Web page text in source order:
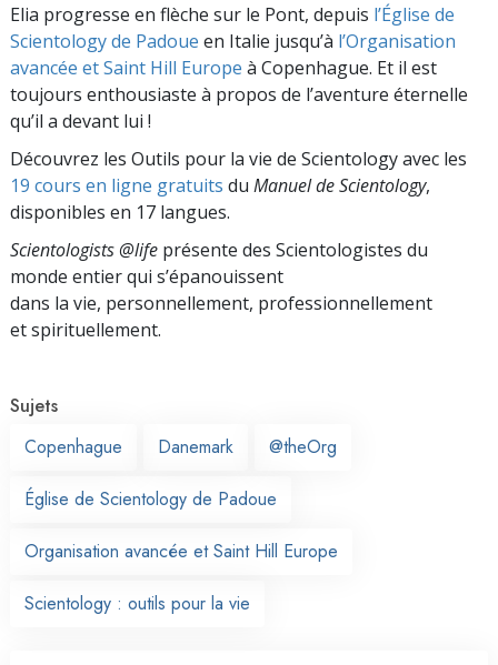
Elia progresse en flèche sur le Pont, depuis l’Église de
Scientology de Padoue en Italie jusqu’à l’Organisation
avancée et Saint Hill Europe à Copenhague. Et il est
toujours enthousiaste à propos de l’aventure éternelle
qu’il a devant lui !
Découvrez les Outils pour la vie de Scientology avec les
19 cours en ligne gratuits du Manuel de Scientology,
disponibles en 17 langues.
Scientologists @life présente des Scientologistes du
monde entier qui s’épanouissent
dans la vie, personnellement, professionnellement
et spirituellement.
Sujets
Copenhague
Danemark @theOrg
Église de Scientology de Padoue
Organisation avancée et Saint Hill Europe
Scientology : outils pour la vie